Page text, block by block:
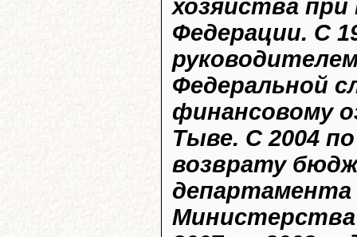
хозяйства
Федерации. С
Федеральной
финансовому
Тыве. С 2004
возврату
департамента
Министерства